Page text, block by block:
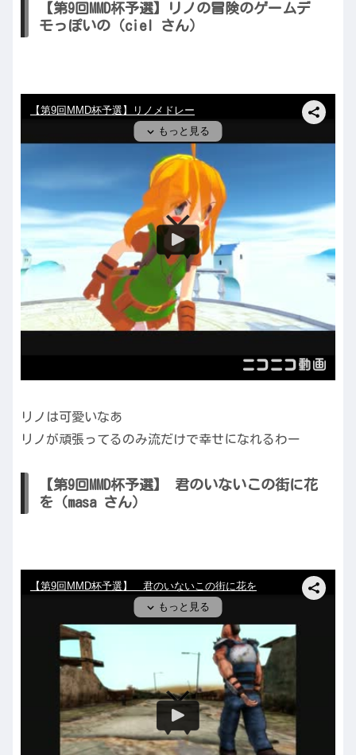
【第9回MMD杯予選】リノの冒険のゲームデ
モっぽいの（ciel さん）
リノは可愛いなあ
リノが頑張ってるのみ流だけで幸せになれるわー
【第9回MMD杯予選】 君のいないこの街に花
を（masa さん）